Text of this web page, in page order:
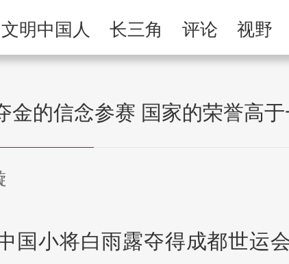
文明中国人 长三角 评论 视野
金的信念参赛 国家的荣誉高
国小将白雨露夺得成都世运